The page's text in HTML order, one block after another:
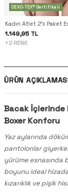
OEKO-TEX® Sertifikalı
1.149,95 TL
+2 RENK
ÜRÜN
Bacak İçlerinde
Boxer Konforu
Yaz aylarında
pantolonlar
yürüme esnasında
boyunu ideal
kızarıklık ve pişik